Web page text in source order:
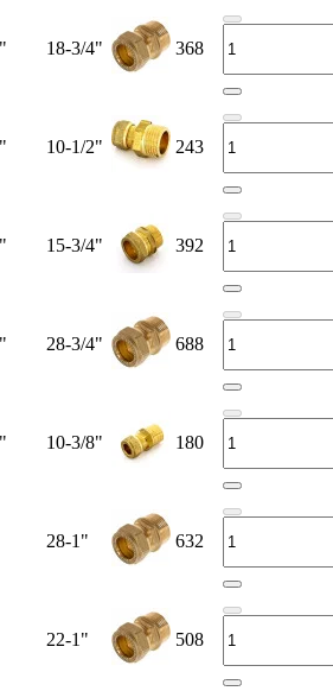
18-3/4" 368
10-1/2" 243
15-3/4" 392
28-3/4" 688
10-3/8" 180
28-1" 632
22-1" 508